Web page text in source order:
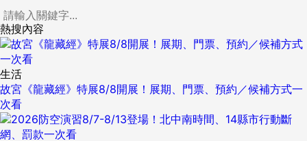
熱搜內容
生活
故宮《龍藏經》特展8/8開展！展期、門票、預約／候補方式一
次看